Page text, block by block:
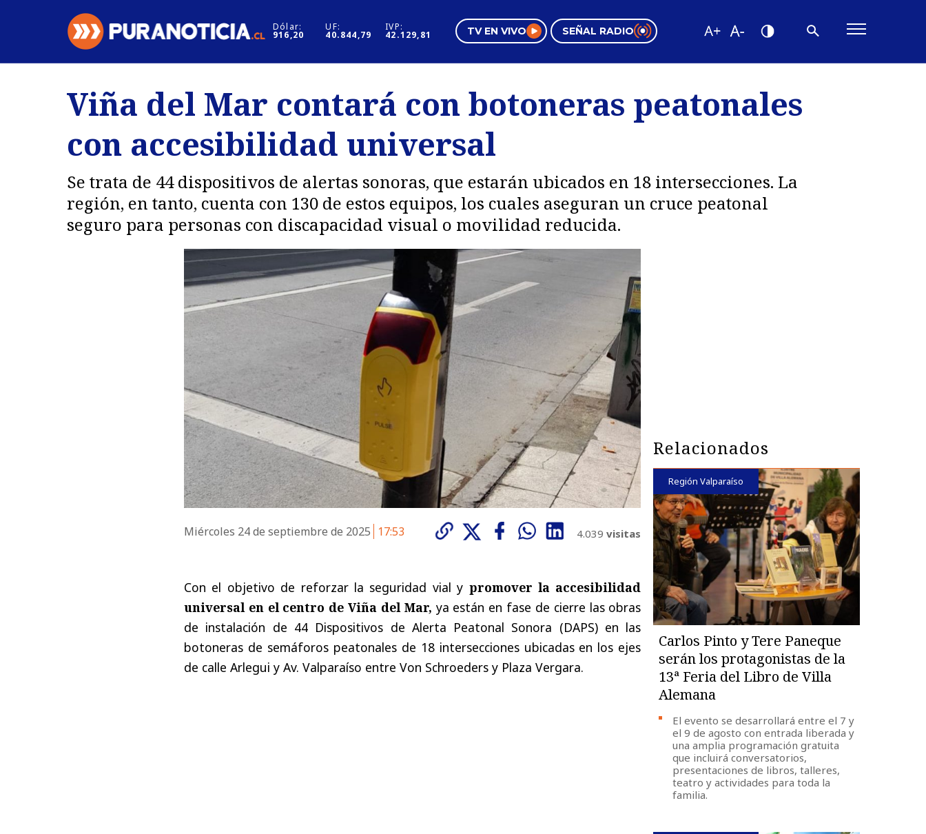
Dólar:
916,20
UF:
40.844,79
IVP:
42.129,81 TV EN VIVO SEÑAL RADIO
Regiones
Deportes
Internacional
Motores
Negocios
Pura Mujer
Tendencias
Viña del Mar contará con botoneras peatonales
con accesibilidad universal
Se trata de 44 dispositivos de alertas sonoras, que estarán ubicados en 18 intersecciones. La
región, en tanto, cuenta con 130 de estos equipos, los cuales aseguran un cruce peatonal
seguro para personas con discapacidad visual o movilidad reducida.
Miércoles 24 de septiembre de 2025 17:53 4.039 visitas
Con el objetivo de reforzar la seguridad vial y promover la accesibilidad
universal en el centro de Viña del Mar, ya están en fase de cierre las obras
de instalación de 44 Dispositivos de Alerta Peatonal Sonora (DAPS) en las
botoneras de semáforos peatonales de 18 intersecciones ubicadas en los ejes
de calle Arlegui y Av. Valparaíso entre Von Schroeders y Plaza Vergara.
Relacionados
Región Valparaíso
Carlos Pinto y Tere Paneque
serán los protagonistas de la
13ª Feria del Libro de Villa
Alemana
El evento se desarrollará entre el 7 y
el 9 de agosto con entrada liberada y
una amplia programación gratuita
que incluirá conversatorios,
presentaciones de libros, talleres,
teatro y actividades para toda la
familia.